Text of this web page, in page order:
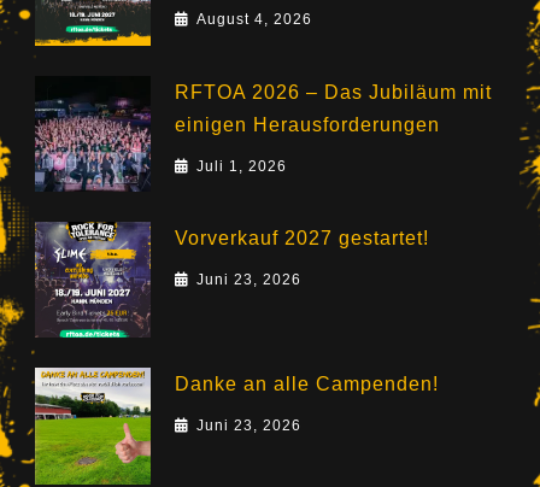
August 4, 2026
RFTOA 2026 – Das Jubiläum mit
einigen Herausforderungen
Juli 1, 2026
Vorverkauf 2027 gestartet!
Juni 23, 2026
Danke an alle Campenden!
Juni 23, 2026